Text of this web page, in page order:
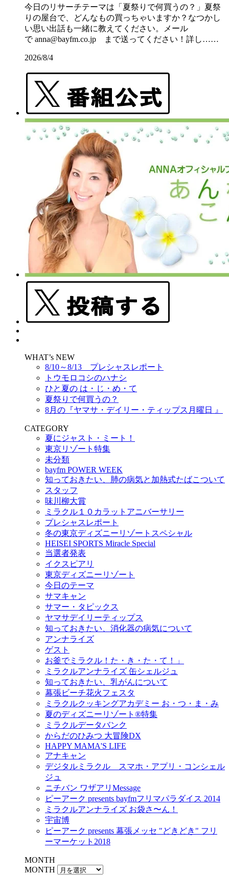
今日のリサーチテーマは「夏祭りで何買うの？」夏祭
りの屋台で、どんなもの買っちゃいますか？なつかし
い思い出話も一緒に教えてください。メール
で anna@bayfm.co.jp まで送ってください！詳し……
2026/8/4
WHAT’s NEW
8/10～8/13 プレシャスレポート
トウモロコシのハナシ
ひと夏の は・じ・め・て
夏祭りで何買うの？
8月の『ヤマサ・デイリー・ティップス月曜日 』
CATEGORY
夏にジャスト・ミート！
東京リゾート特集
未分類
bayfm POWER WEEK
知っておきたい、肺の病気と加熱式たばこついて
スタッフ
味川柳大賞
ミラクル１０カラットアニバーサリー
プレシャスレポート
冬の東京ディズニーリゾートスペシャル
HEISEI SPORTS Miracle Special
当選者発表
イクスピアリ
東京ディズニーリゾート
今日のテーマ
サマキャン
サマー・タピックス
ヤマサデイリーティップス
知っておきたい、消化器の病気について
アンナライズ
ゲスト
お釜でミラクル！た・き・た・て！」
ミラクルアンナライズ 缶シェルジュ
知っておきたい、乳がんについて
幕張ビーチ花火フェスタ
ミラクルクッキングアカデミー お・つ・ま・み
夏のディズニーリゾート®特集
ミラクルデータバンク
からだのひみつ 大冒険DX
HAPPY MAMA'S LIFE
アナキャン
デジタルミラクル スマホ・アプリ・コンシェル
ジュ
ニチバン ワザアリMessage
ピーアーク presents bayfmフリマパラダイス 2014
ミラクルアンナライズ お袋さ〜ん！
宇宙博
ピーアーク presents 幕張メッセ "どきどき" フリ
ーマーケット2018
MONTH
MONTH